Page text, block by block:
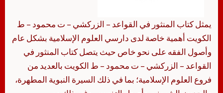
يمثل كتاب المنثور في القواعد – الزركشي – ت محمود – ط
الكويت أهمية خاصة لدى دارسي العلوم الإسلامية بشكل عام
وأصول الفقه على نحو خاص حيث يتصل كتاب المنثور في
القواعد – الزركشي – ت محمود – ط الكويت بالعديد من
فروع العلوم الإسلامية؛ بما في ذلك السيرة النبوية المطهرة،